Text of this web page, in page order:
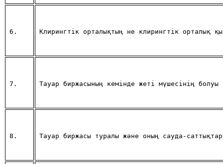
6. Клирингтiк орталықтың не клирингтiк орталық
7. Тауар биржасының кемiнде жеті мүшесiнiң болуы
8. Тауар биржасы туралы және оның сауда-